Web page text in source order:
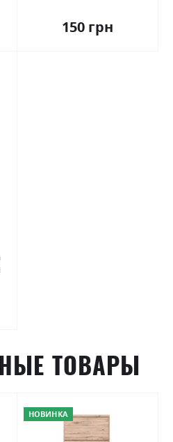
150 грн
ТОВАРЫ
НОВИНКА